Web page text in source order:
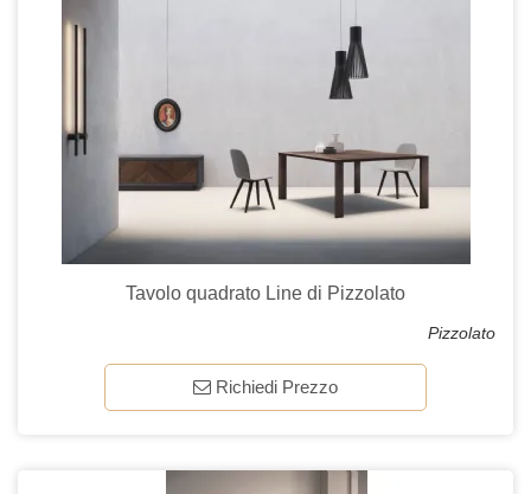
Tavolo quadrato Line di Pizzolato
Pizzolato
Richiedi Prezzo